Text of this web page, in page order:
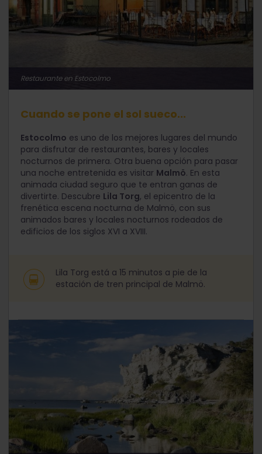
Restaurante en Estocolmo
Cuando se pone el sol sueco...
Estocolmo es uno de los mejores lugares del mundo
para disfrutar de restaurantes, bares y locales
nocturnos de primera. Otra buena opción para pasar
una noche entretenida es visitar Malmö. En esta
animada ciudad seguro que te entran ganas de
divertirte. Descubre Lila Torg, el epicentro de la
frenética escena nocturna de Malmö, con sus
animados bares y locales nocturnos rodeados de
edificios de los siglos XVI a XVIII.
Lila Torg está a 15 minutos a pie de la
estación de tren principal de Malmö.